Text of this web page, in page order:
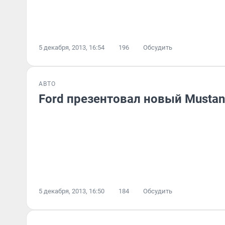
5 декабря, 2013, 16:54 196 Обсудить
АВТО
Ford презентовал новый
5 декабря, 2013, 16:50 184 Обсудить